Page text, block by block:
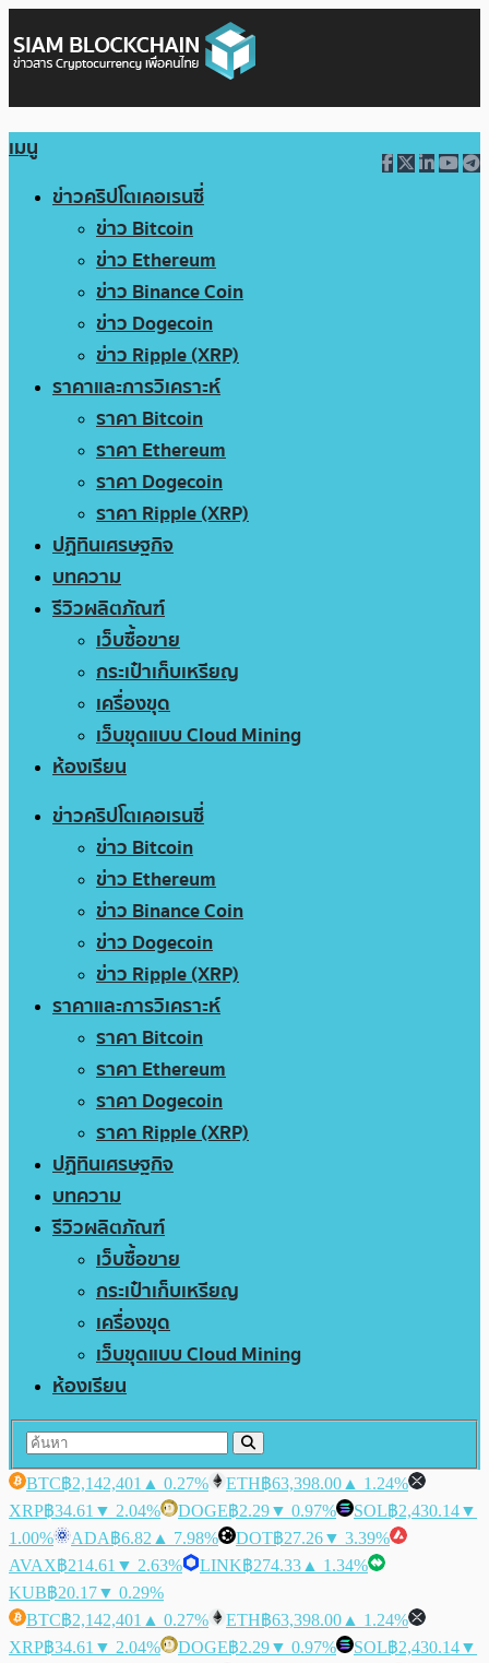
เมนู
ข่าวคริปโตเคอเรนซี่
ข่าว Bitcoin
ข่าว Ethereum
ข่าว Binance Coin
ข่าว Dogecoin
ข่าว Ripple (XRP)
ราคาและการวิเคราะห์
ราคา Bitcoin
ราคา Ethereum
ราคา Dogecoin
ราคา Ripple (XRP)
ปฏิทินเศรษฐกิจ
บทความ
รีวิวผลิตภัณฑ์
เว็บซื้อขาย
กระเป๋าเก็บเหรียญ
เครื่องขุด
เว็บขุดแบบ Cloud Mining
ห้องเรียน
ข่าวคริปโตเคอเรนซี่
ข่าว Bitcoin
ข่าว Ethereum
ข่าว Binance Coin
ข่าว Dogecoin
ข่าว Ripple (XRP)
ราคาและการวิเคราะห์
ราคา Bitcoin
ราคา Ethereum
ราคา Dogecoin
ราคา Ripple (XRP)
ปฏิทินเศรษฐกิจ
บทความ
รีวิวผลิตภัณฑ์
เว็บซื้อขาย
กระเป๋าเก็บเหรียญ
เครื่องขุด
เว็บขุดแบบ Cloud Mining
ห้องเรียน
BTC฿2,142,401 ▲ 0.27% ETH฿63,398.00 ▲ 1.24%
XRP฿34.61 ▼ 2.04% DOGE฿2.29▼ 0.97% SOL฿2,430.14▼
1.00%
ADA฿6.82 ▲ 7.98% DOT฿27.26▼ 3.39%
AVAX฿214.61 ▼ 2.63% LINK฿274.33 ▲ 1.34%
KUB฿20.17▼ 0.29%
BTC฿2,142,401 ▲ 0.27% ETH฿63,398.00 ▲ 1.24%
XRP฿34.61 ▼ 2.04% DOGE฿2.29▼ 0.97% SOL฿2,430.14▼